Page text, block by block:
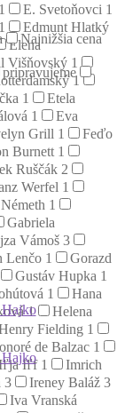
1 E. Svetoňovci 1
1
Edmunt Hlatký
Elena
Višňovský 1
1
1
Etela
1
Eva
Grill 1
Feďo
Burnett 1
Ruščák 2
Werfel 1
1
Gabriela
Vámoš 3
Lenčo 1
Gorazd
Gustáv Hupka 1
1
Hana
1
Helena
Fielding 1
de Balzac 1
Iľf 1
Imrich
3 Ireney Baláž 3
Iva Vranská
Najnižšia cena
pripravujeme